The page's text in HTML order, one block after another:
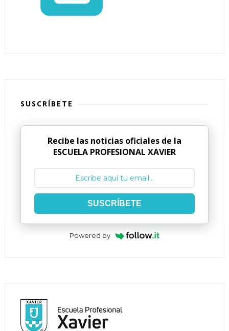
SUSCRÍBETE
Recibe las noticias oficiales de la
ESCUELA PROFESIONAL XAVIER
SUSCRÍBETE
Powered by